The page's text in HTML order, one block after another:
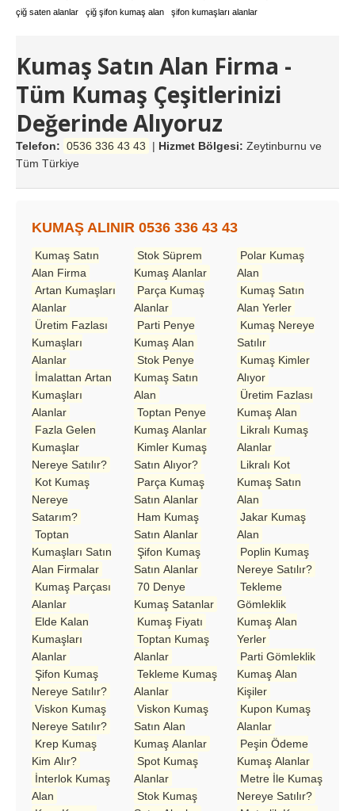
çiğ saten alanlar
çiğ şifon kumaş alan şifon kumaşları alanlar
Kumaş Satın Alan Firma -
Tüm Kumaş Çeşitlerinizi
Değerinde Alıyoruz
Telefon: 0536 336 43 43 | Hizmet Bölgesi: Zeytinburnu ve
Tüm Türkiye
KUMAŞ ALINIR 0536 336 43 43
Kumaş Satın
Alan Firma
Artan Kumaşları
Alanlar
Üretim Fazlası
Kumaşları
Alanlar
İmalattan Artan
Kumaşları
Alanlar
Fazla Gelen
Kumaşlar
Nereye Satılır?
Kot Kumaş
Nereye
Satarım?
Toptan
Kumaşları Satın
Alan Firmalar
Kumaş Parçası
Alanlar
Elde Kalan
Kumaşları
Alanlar
Şifon Kumaş
Nereye Satılır?
Viskon Kumaş
Nereye Satılır?
Krep Kumaş
Kim Alır?
İnterlok Kumaş
Alan
Stok Süprem
Kumaş Alanlar
Parça Kumaş
Alanlar
Parti Penye
Kumaş Alan
Stok Penye
Kumaş Satın
Alan
Toptan Penye
Kumaş Alanlar
Kimler Kumaş
Satın Alıyor?
Parça Kumaş
Satın Alanlar
Ham Kumaş
Satın Alanlar
Şifon Kumaş
Satın Alanlar
70 Denye
Kumaş Satanlar
Kumaş Fiyatı
Toptan Kumaş
Alanlar
Tekleme Kumaş
Alanlar
Viskon Kumaş
Satın Alan
Kumaş Alanlar
Spot Kumaş
Alanlar
Stok Kumaş
Polar Kumaş
Alan
Kumaş Satın
Alan Yerler
Kumaş Nereye
Satılır
Kumaş Kimler
Alıyor
Üretim Fazlası
Kumaş Alan
Likralı Kumaş
Alanlar
Likralı Kot
Kumaş Satın
Alan
Jakar Kumaş
Alan
Poplin Kumaş
Nereye Satılır?
Tekleme
Gömleklik
Kumaş Alan
Yerler
Parti Gömleklik
Kumaş Alan
Kişiler
Kupon Kumaş
Alanlar
Peşin Ödeme
Kumaş Alanlar
Metre İle Kumaş
Nereye Satılır?